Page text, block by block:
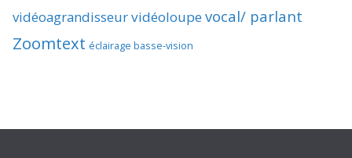
vidéoagrandisseurvidéoloupevocal/ parlant
Zoomtext éclairage basse-vision